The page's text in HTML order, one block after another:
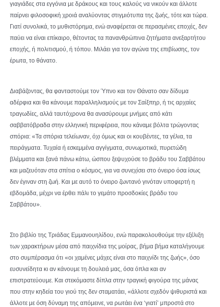
γιαγιάδες στα εγγόνια με δράκους και τους καλούς να νικούν και άλλοτε
παίρνει φιλοσοφική χροιά αναλύοντας στιγμιότυπα της ζωής, τότε και τώρα.
Γιατί συνολικά, το μυθιστόρημα, ενώ αναφέρεται σε περασμένες εποχές, δεν
παύει να είναι επίκαιρο, θέτοντας τα πανανθρώπινα ζητήματα ανεξαρτήτου
εποχής, ή πολιτισμού, ή τόπου. Μιλάει για τον αγώνα της επιβίωσης, τον
έρωτα, το θάνατο.
Διαβάζοντας, θα φανταστούμε τον Ύπνο και τον Θάνατο σαν δίδυμα
αδέρφια και θα κάνουμε παραλληλισμούς με τον Σαίξπηρ, ή τις αρχαίες
τραγωδίες, αλλά ταυτόχρονα θα ανασύρουμε μνήμες από κάτι
σαββατόβραδα στην ελληνική περιφέρεια, που κάναμε βόλτα τρώγοντας
σπόρια: «Τα σπόρια τελείωναν, όχι όμως και οι κουβέντες, τα γέλια, τα
πειράγματα. Τυχαία ή εσκεμμένα αγγίγματα, συνωμοτικά, πυρετώδη
βλέμματα και ξανά πάνω κάτω, ώσπου ξεψυχούσε το βράδυ του Σαββάτου
και μαζευόταν στα σπίτια ο κόσμος, για να συνεχίσει στο όνειρο όσα ίσως
δεν έγιναν στη ζωή. Και με αυτό το όνειρο ζωντανό γινόταν υποφερτή η
εβδομάδα, μέχρι να έρθει πάλι το γεμάτο προσδοκίες βράδυ του
Σαββάτου».
Στο βιβλίο της Τριάδας Εμμανουηλίδου, ενώ παρακολουθούμε την εξέλιξη
των χαρακτήρων μέσα από παιχνίδια της μοίρας, βήμα βήμα καταλήγουμε
στο συμπέρασμα ότι «οι χαμένες μάχες είναι στο παιχνίδι της ζωής», όσο
ευσυνείδητα κι αν κάνουμε τη δουλειά μας, όσα όπλα και αν
επιστρατεύουμε. Και στεκόμαστε δίπλα στην τραγική φιγούρα της μάνας
που στην κηδεία του γιού της δεν σταματάει, «άλλοτε σχεδόν ψιθυριστά και
άλλοτε με όση δύναμη της απόμεινε, να ρωτάει ένα ‘γιατί’ μπροστά στο